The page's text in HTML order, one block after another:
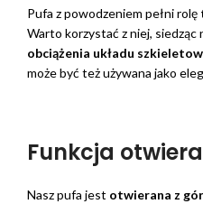
Pufa z powodzeniem pełni rolę
Warto korzystać z niej, siedząc
obciążenia układu
może być też używana jako
Funkcja
Nasz pufa jest otwierana z